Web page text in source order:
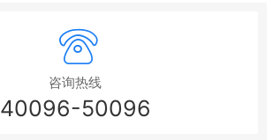
咨询热线
40096-50096